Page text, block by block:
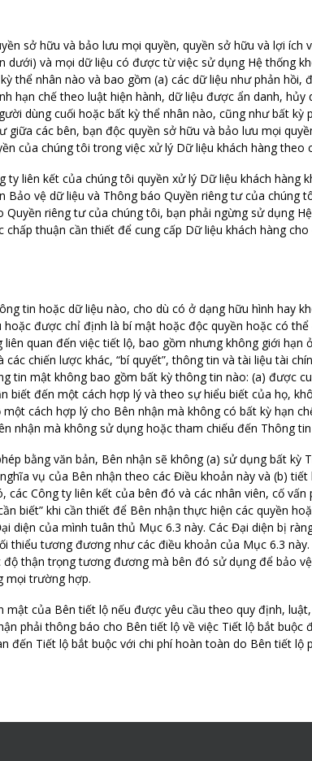
sở hữu và bảo lưu mọi quyền, quyền sở hữu và lợi ích
và mọi dữ liệu có được từ việc sử dụng Hệ thống
thể nhân nào và bao gồm (a) các dữ liệu như phản
hạn chế theo luật hiện hành, dữ liệu được ẩn danh,
dùng cuối hoặc bất kỳ thể nhân nào, cũng như bất kỳ
giữa các bên, bạn độc quyền sở hữu và bảo lưu mọi
của chúng tôi trong việc xử lý Dữ liệu khách hàng theo
ty liên kết của chúng tôi quyền xử lý Dữ liệu khách hàng
vệ dữ liệu và Thông báo Quyền riêng tư của chúng
riêng tư của chúng tôi, bạn phải ngừng sử dụng
thuận cần thiết để cung cấp Dữ liệu khách hàng
tin hoặc dữ liệu nào, cho dù có ở dạng hữu hình hay
hoặc được chỉ định là bí mật hoặc độc quyền hoặc có
quan đến việc tiết lộ, bao gồm nhưng không giới hạn
chiến lược khác, “bí quyết”, thông tin và tài liệu tài
tin mật không bao gồm bất kỳ thông tin nào: (a) được
biết đến một cách hợp lý và theo sự hiểu biết của họ,
cách hợp lý cho Bên nhận mà không có bất kỳ hạn
nhận mà không sử dụng hoặc tham chiếu đến Thông
bằng văn bản, Bên nhận sẽ không (a) sử dụng bất
vụ của Bên nhận theo các Điều khoản này và (b)
Công ty liên kết của bên đó và các nhân viên, cố vấn
biết” khi cần thiết để Bên nhận thực hiện các quyền
diện của mình tuân thủ Mục 6.3 này. Các Đại diện bị
tương đương như các điều khoản của Mục 6.3
thận trọng tương đương mà bên đó sử dụng để bảo
mọi trường hợp.
mật của Bên tiết lộ nếu được yêu cầu theo quy định,
phải thông báo cho Bên tiết lộ về việc Tiết lộ bắt
đến Tiết lộ bắt buộc với chi phí hoàn toàn do Bên tiết lộ